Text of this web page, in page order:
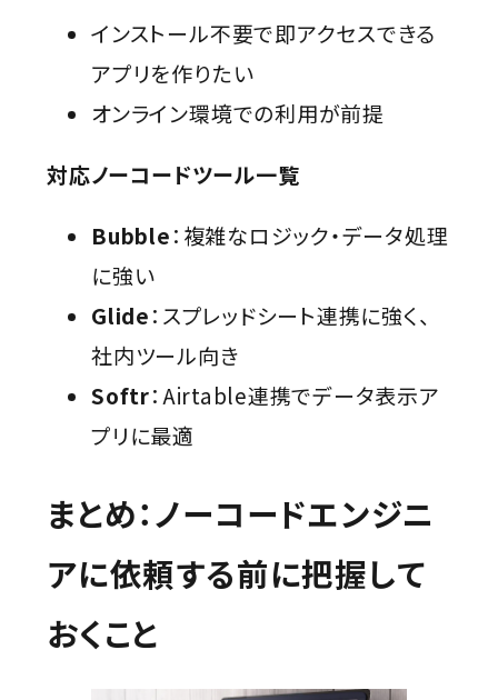
インストール不要で即アクセスできる
アプリを作りたい
オンライン環境での利用が前提
対応ノーコードツール一覧
Bubble：複雑なロジック・データ処理
に強い
Glide：スプレッドシート連携に強く、
社内ツール向き
Softr：Airtable連携でデータ表示ア
プリに最適
まとめ：ノーコードエンジニ
アに依頼する前に把握して
おくこと